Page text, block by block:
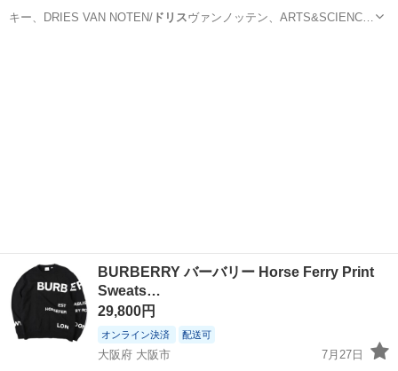
キー、DRIES VAN NOTEN/ドリスヴァンノッテン、ARTS&SCIENC…
BURBERRY バーバリー Horse Ferry Print
Sweats…
29,800円
オンライン決済 配送可
大阪府 大阪市
7月27日